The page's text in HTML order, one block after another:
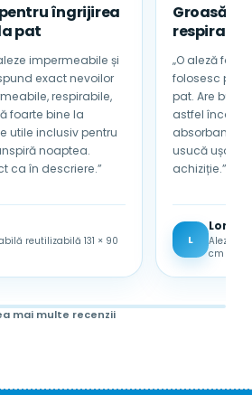
îngrijirea
pat
impermeabile și
nevoilor
respirabile,
utile inclusiv pentru
noaptea.
ca în descriere.”
reutilizabilă 131 × 90
Groasă,
„O aleză
folosesc pentru
pat. Are
astfel încât nu se încinge
absorbantă și
usucă ușor. Sunt foarte mulțumită de
achiziție.”
L
Aleză
cm
mai multe recenzii